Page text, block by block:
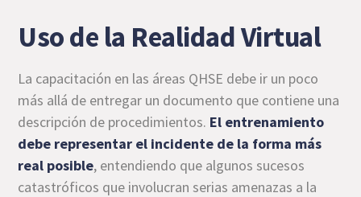
Uso de la Realidad Virtual
La capacitación en las áreas QHSE debe ir un poco
más allá de entregar un documento que contiene una
descripción de procedimientos. El entrenamiento
debe representar el incidente de la forma más
real posible, entendiendo que algunos sucesos
catastróficos que involucran serias amenazas a la